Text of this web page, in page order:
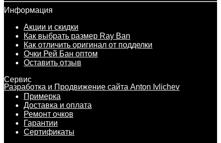
Информация
Акции и скидки
Как выбрать размер Ray Ban
Как отличить оригинал от подделки
Очки Рей Бан оптом
Оставить отзыв
Разработка и Продвижение сайта Anton Ivlichev
Сервис
Примерка
Доставка и оплата
Ремонт очков
Гарантии
Сертификаты